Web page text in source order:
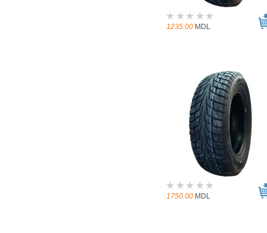
1235.00 MDL
1750.00 MDL